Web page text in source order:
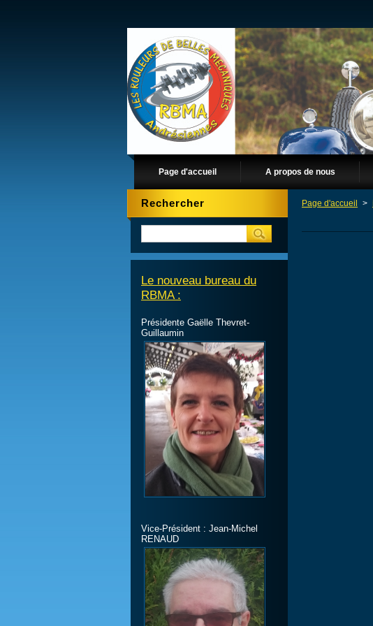
Page d'accueil A propos de nous
Page d'accueil >
Rechercher
Le nouveau bureau du
RBMA :
Présidente Gaëlle Thevret-
Guillaumin
Vice-Président : Jean-Michel
RENAUD